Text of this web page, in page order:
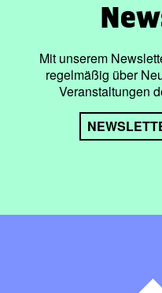
Mit unserem
regelmäßig über
Veranstaltungen